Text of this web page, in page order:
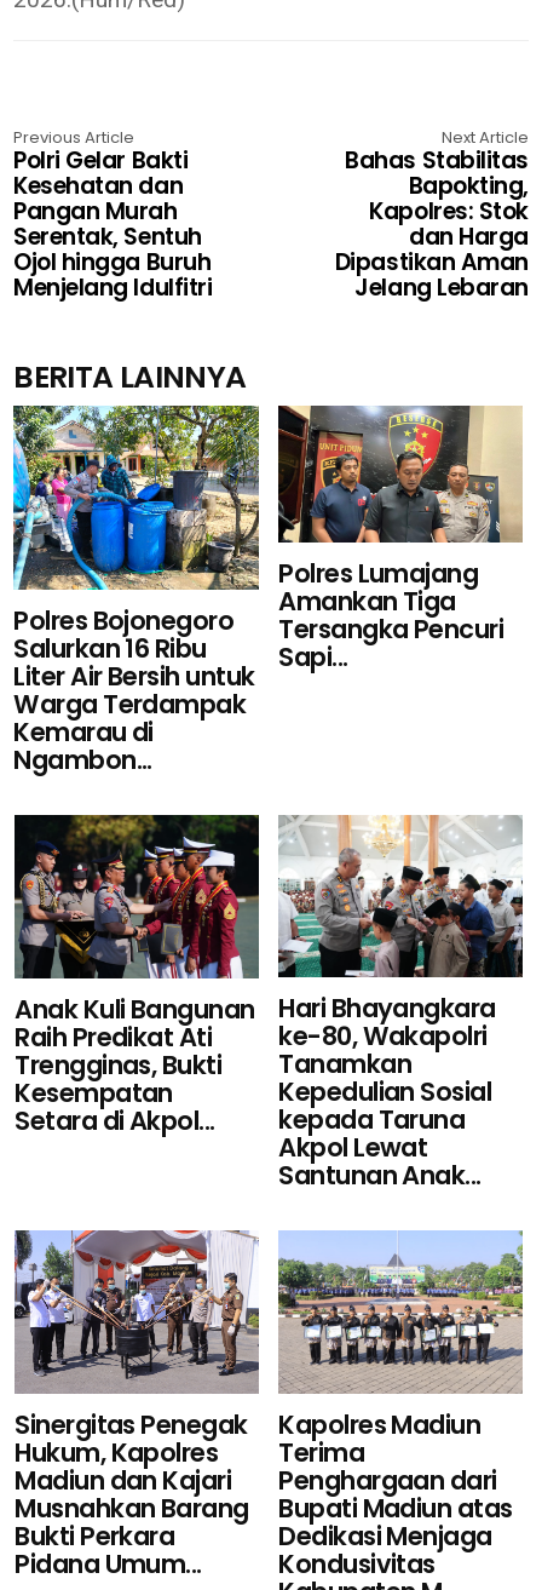
Previous Article
Polri Gelar Bakti
Kesehatan dan
Pangan Murah
Serentak, Sentuh
Ojol hingga Buruh
Menjelang Idulfitri
Next Article
Bahas Stabilitas
Bapokting,
Kapolres: Stok
dan Harga
Dipastikan Aman
Jelang Lebaran
BERITA LAINNYA
Polres Bojonegoro
Salurkan 16 Ribu
Liter Air Bersih untuk
Warga Terdampak
Kemarau di
Ngambon...
Polres Lumajang
Amankan Tiga
Tersangka Pencuri
Sapi...
Anak Kuli Bangunan
Raih Predikat Ati
Trengginas, Bukti
Kesempatan
Setara di Akpol...
Hari Bhayangkara
ke-80, Wakapolri
Tanamkan
Kepedulian Sosial
kepada Taruna
Akpol Lewat
Santunan Anak...
Sinergitas Penegak
Hukum, Kapolres
Madiun dan Kajari
Musnahkan Barang
Bukti Perkara
Pidana Umum...
Kapolres Madiun
Terima
Penghargaan dari
Bupati Madiun atas
Dedikasi Menjaga
Kondusivitas